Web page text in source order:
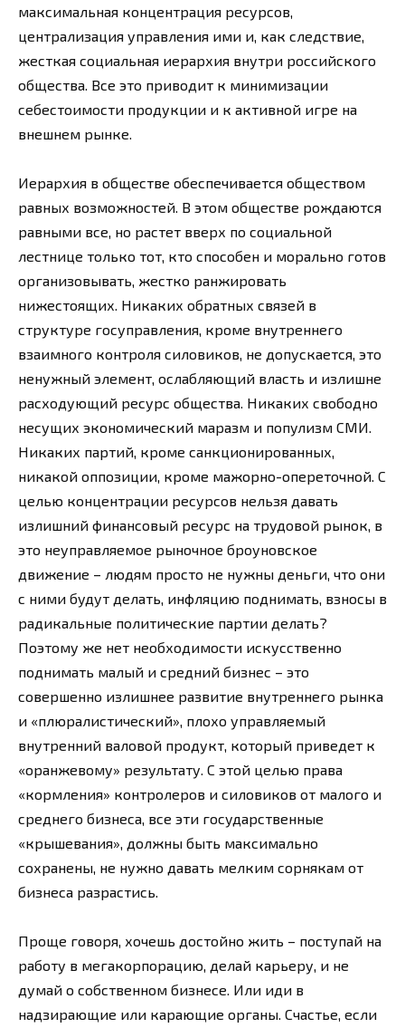
максимальная концентрация ресурсов,
централизация управления ими и, как следствие,
жесткая социальная иерархия внутри российского
общества. Все это приводит к минимизации
себестоимости продукции и к активной игре на
внешнем рынке.
Иерархия в обществе обеспечивается обществом
равных возможностей. В этом обществе рождаются
равными все, но растет вверх по социальной
лестнице только тот, кто способен и морально готов
организовывать, жестко ранжировать
нижестоящих. Никаких обратных связей в
структуре госуправления, кроме внутреннего
взаимного контроля силовиков, не допускается, это
ненужный элемент, ослабляющий власть и излишне
расходующий ресурс общества. Никаких свободно
несущих экономический маразм и популизм СМИ.
Никаких партий, кроме санкционированных,
никакой оппозиции, кроме мажорно-опереточной. С
целью концентрации ресурсов нельзя давать
излишний финансовый ресурс на трудовой рынок, в
это неуправляемое рыночное броуновское
движение – людям просто не нужны деньги, что они
с ними будут делать, инфляцию поднимать, взносы в
радикальные политические партии делать?
Поэтому же нет необходимости искусственно
поднимать малый и средний бизнес – это
совершенно излишнее развитие внутреннего рынка
и «плюралистический», плохо управляемый
внутренний валовой продукт, который приведет к
«оранжевому» результату. С этой целью права
«кормления» контролеров и силовиков от малого и
среднего бизнеса, все эти государственные
«крышевания», должны быть максимально
сохранены, не нужно давать мелким сорнякам от
бизнеса разрастись.
Проще говоря, хочешь достойно жить – поступай на
работу в мегакорпорацию, делай карьеру, и не
думай о собственном бизнесе. Или иди в
надзирающие или карающие органы. Счастье, если